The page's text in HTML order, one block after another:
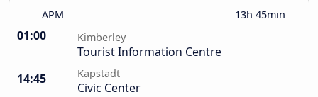
APM 13h 45min
01:00 Kimberley
Tourist Information Centre
14:45
Kapstadt
Civic Center